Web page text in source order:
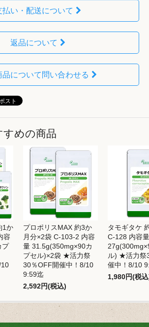
払い・配送について
返品について
品について問い合わせる
めの商品
1か
容
プ
プロポリスMAX 約3か
月分×2袋 C-103-2 内容
量 31.5g(350mg×90カ
プセル)×2袋 ★活力祭
30％OFF開催中！8/10
9:59迄
2,592円(税込)
タモギタケ
C-128 内容量
ル) ★活力祭
催中！8/10
1,980円(税